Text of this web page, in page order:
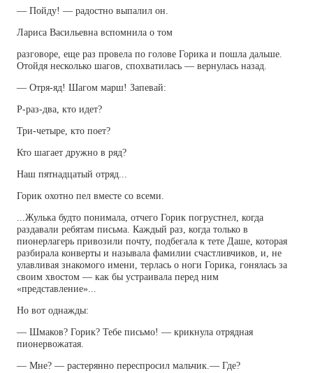
— Пойду! — радостно выпалил он.
Лариса Васильевна вспомнила о том
разговоре, еще раз провела по голове Горика и пошла дальше.
Отойдя несколько шагов, спохватилась — вернулась назад.
— Отря-яд! Шагом марш! Запевай:
Р-раз-два, кто идет?
Три-четыре, кто поет?
Кто шагает дружно в ряд?
Наш пятнадцатый отряд...
Горик охотно пел вместе со всеми.
...Жулька будто понимала, отчего Горик погрустнел, когда
раздавали ребятам письма. Каждый раз, когда только в
пионерлагерь привозили почту, подбегала к тете Даше, которая
разбирала конверты и называла фамилии счастливчиков, и, не
улавливая знакомого имени, терлась о ноги Горика, гонялась за
своим хвостом — как бы устраивала перед ним
«представление»...
Но вот однажды:
— Шмаков? Горик? Тебе письмо! — крикнула отрядная
пионервожатая.
— Мне? — растерянно переспросил мальчик.— Где?